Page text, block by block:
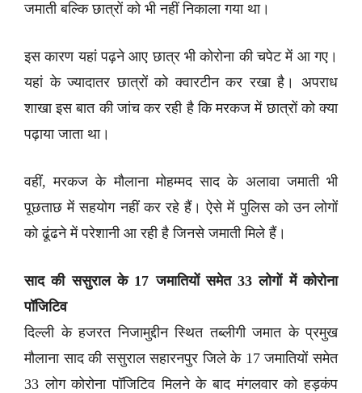
जमाती बल्कि छात्रों को भी नहीं निकाला गया था।
इस कारण यहां पढ़ने आए छात्र भी कोरोना की चपेट में आ गए।
यहां के ज्यादातर छात्रों को क्वारटीन कर रखा है। अपराध
शाखा इस बात की जांच कर रही है कि मरकज में छात्रों को क्या
पढ़ाया जाता था।
वहीं, मरकज के मौलाना मोहम्मद साद के अलावा जमाती भी
पूछताछ में सहयोग नहीं कर रहे हैं। ऐसे में पुलिस को उन लोगों
को ढूंढने में परेशानी आ रही है जिनसे जमाती मिले हैं।
साद की ससुराल के 17 जमातियों समेत 33 लोगों में कोरोना
पॉजिटिव
दिल्ली के हजरत निजामुद्दीन स्थित तब्लीगी जमात के प्रमुख
मौलाना साद की ससुराल सहारनपुर जिले के 17 जमातियों समेत
33 लोग कोरोना पॉजिटिव मिलने के बाद मंगलवार को हड़कंप